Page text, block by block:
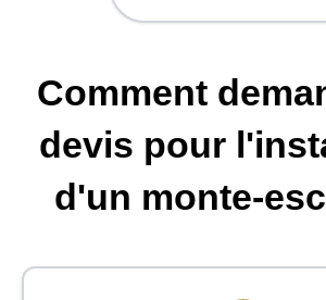
Comment
devis pour
d'un monte-